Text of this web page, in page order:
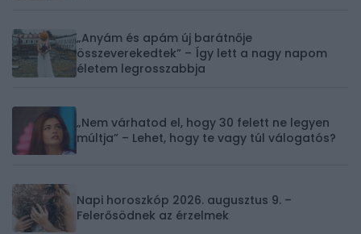
„Anyám és apám új barátnője
összeverekedtek” – Így lett a nagy napom
életem legrosszabbja
„Nem várhatod el, hogy 30 felett ne legyen
múltja” – Lehet, hogy te vagy túl válogatós?
Napi horoszkóp 2026. augusztus 9. –
Felerősödnek az érzelmek